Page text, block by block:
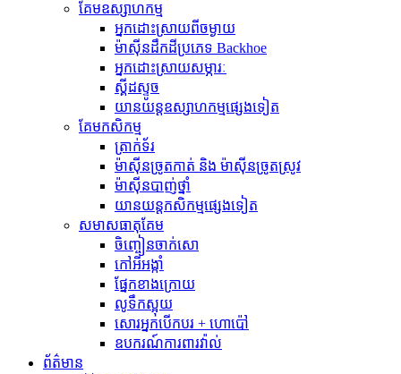
គែមឧស្សាហកម្ម
អ្នកដោះស្រាយពីចម្ងាយ
ម៉ាស៊ីន​ដឹក​ដី​ប្រភេទ Backhoe
អ្នកដោះស្រាយសម្ភារៈ
ស្គីដស្ទូច
យានយន្តឧស្សាហកម្មផ្សេងទៀត
គែមកសិកម្ម
ត្រាក់ទ័រ
ម៉ាស៊ីនច្រូតកាត់ និង ម៉ាស៊ីនច្រូតស្រូវ
ម៉ាស៊ីនបាញ់ថ្នាំ
យានយន្តកសិកម្មផ្សេងទៀត
សមាសធាតុ​គែម
ចិញ្ចៀនចាក់សោ
កៅអីអង្កាំ
ផ្នែកខាងក្រោយ
លូទឹកស្អុយ
សោរអ្នកបើកបរ + ហោប៉ៅ
ឧបករណ៍ការពារវ៉ាល់
ព័ត៌មាន